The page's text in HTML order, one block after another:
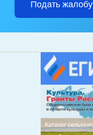
Подать жалобу